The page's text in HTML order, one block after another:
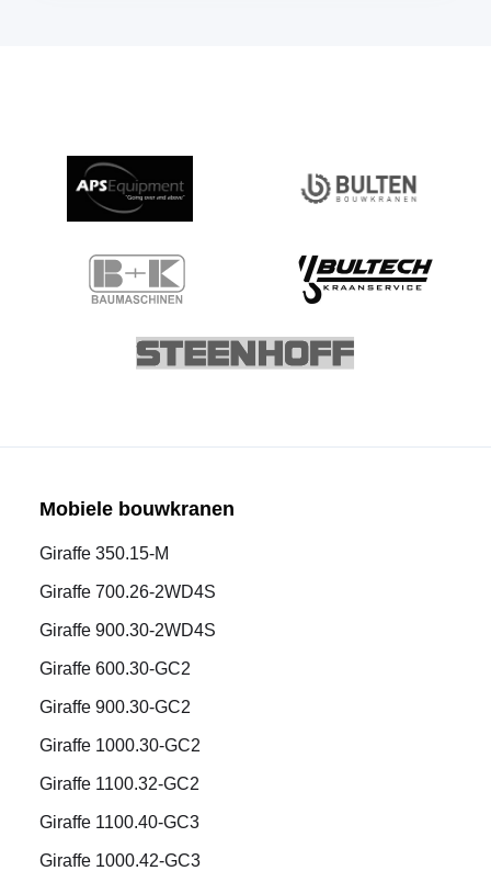
Mobiele bouwkranen
Giraffe 350.15-M
Giraffe 700.26-2WD4S
Giraffe 900.30-2WD4S
Giraffe 600.30-GC2
Giraffe 900.30-GC2
Giraffe 1000.30-GC2
Giraffe 1100.32-GC2
Giraffe 1100.40-GC3
Giraffe 1000.42-GC3